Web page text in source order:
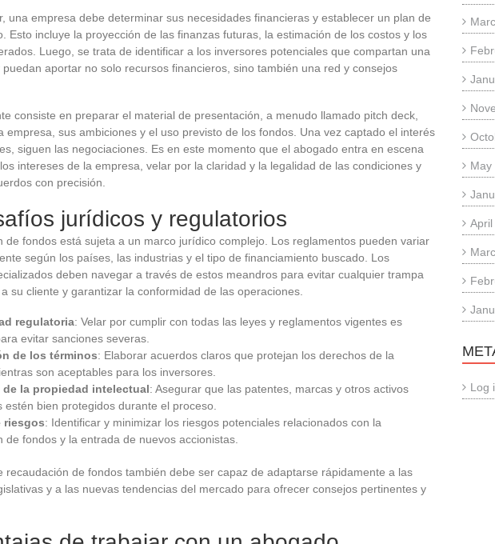
una empresa debe determinar sus necesidades financieras y establecer un plan de
Esto incluye la proyección de las finanzas futuras, la estimación de los costos y los
Luego, se trata de identificar a los inversores potenciales que compartan una
aportar no solo recursos financieros, sino también una red y consejos
consiste en preparar el material de presentación, a menudo llamado pitch deck,
empresa, sus ambiciones y el uso previsto de los fondos. Una vez captado el interés
siguen las negociaciones. Es en este momento que el abogado entra en escena
intereses de la empresa, velar por la claridad y la legalidad de las condiciones y
con precisión.
jurídicos y regulatorios
de fondos está sujeta a un marco jurídico complejo. Los reglamentos pueden variar
según los países, las industrias y el tipo de financiamiento buscado. Los
deben navegar a través de estos meandros para evitar cualquier trampa
su cliente y garantizar la conformidad de las operaciones.
regulatoria: Velar por cumplir con todas las leyes y reglamentos vigentes es
evitar sanciones severas.
de los términos: Elaborar acuerdos claros que protejan los derechos de la
son aceptables para los inversores.
de la propiedad intelectual: Asegurar que las patentes, marcas y otros activos
estén bien protegidos durante el proceso.
riesgos: Identificar y minimizar los riesgos potenciales relacionados con la
de fondos y la entrada de nuevos accionistas.
recaudación de fondos también debe ser capaz de adaptarse rápidamente a las
y a las nuevas tendencias del mercado para ofrecer consejos pertinentes y
May
Log